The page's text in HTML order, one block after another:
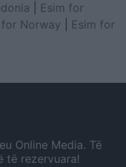
Esim for
for Norway
Esim for
Online Media. Të
të rezervuara!